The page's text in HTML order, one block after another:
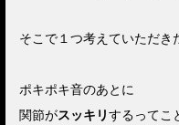
そこで１つ考えていただき
ポキポキ音のあとに
関節がスッキリするってこ